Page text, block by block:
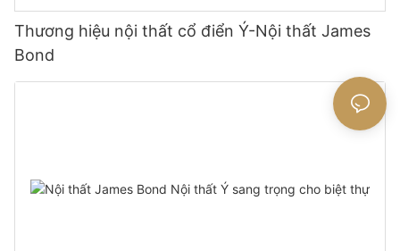
Thương hiệu nội thất cổ điển Ý-Nội thất James
Bond